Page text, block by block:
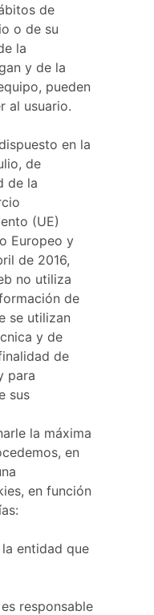
de
o de su
la
y de la
pueden
al usuario.
en la
de
de la
(UE)
Europeo y
de 2016,
no utiliza
de
se utilizan
y de
de
para
sus
la máxima
en
en función
entidad que
responsable